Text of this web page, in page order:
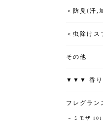
＜防臭(汗,
＜虫除けス
その他
▼▼▼ 香
フレグラン
ミモザ 101